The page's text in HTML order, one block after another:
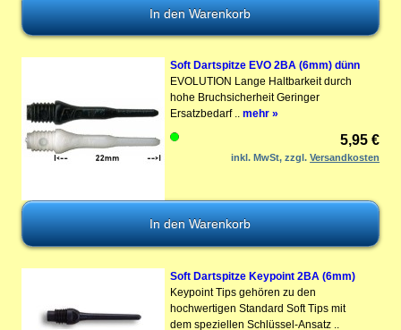
Soft Dartspitze EVO 2BA (6mm) dünn
EVOLUTION Lange Haltbarkeit durch
hohe Bruchsicherheit Geringer
Ersatzbedarf .. mehr »
5,95 €
inkl. MwSt, zzgl.Versandkosten
Soft Dartspitze Keypoint 2BA (6mm)
Keypoint Tips gehören zu den
hochwertigen Standard Soft Tips mit
dem speziellen Schlüssel-Ansatz ..